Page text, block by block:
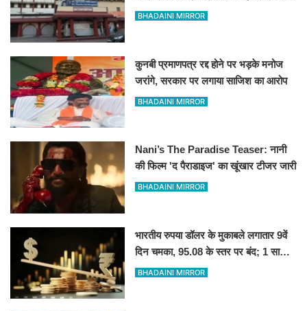
की तस्वीर
BHADAINI MIRROR
कुनबी प्रमाणपत्र रद्द होने पर भड़के मनोज
जरांगे, सरकार पर लगाया साजिश का आरोप
BHADAINI MIRROR
Nani’s The Paradise Teaser: नानी
की फिल्म 'द पैराडाइज' का खूंखार टीजर जारी
BHADAINI MIRROR
भारतीय रुपया डॉलर के मुकाबले लगातार 9वें
दिन चमका, 95.08 के स्तर पर बंद; 1 साल
की सबसे लंबी तेजी
BHADAINI MIRROR